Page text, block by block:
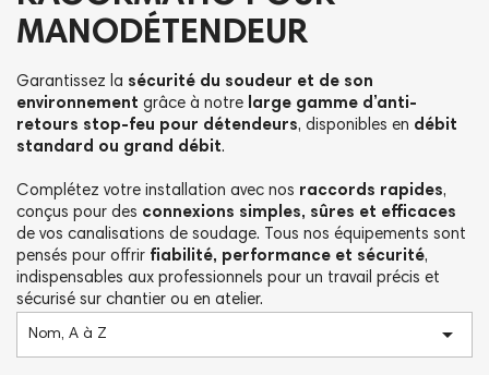
MANODÉTENDEUR
Garantissez la sécurité du soudeur et de son
environnement grâce à notre large gamme d’anti-
retours stop-feu pour détendeurs, disponibles en débit
standard ou grand débit.
Complétez votre installation avec nos raccords rapides,
conçus pour des connexions simples, sûres et efficaces
de vos canalisations de soudage. Tous nos équipements sont
pensés pour offrir fiabilité, performance et sécurité,
indispensables aux professionnels pour un travail précis et
sécurisé sur chantier ou en atelier.
Nom, A à Z 